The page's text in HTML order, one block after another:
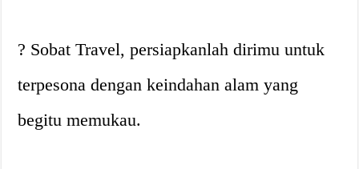
? Sobat Travel, persiapkanlah dirimu untuk
terpesona dengan keindahan alam yang
begitu memukau.